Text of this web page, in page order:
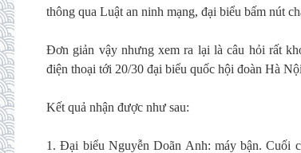
thông qua Luật an ninh mạng, đại biểu bấm nút
Đơn giản vậy nhưng xem ra lại là câu hỏi rất
điện thoại tới 20/30 đại biểu quốc hội đoàn Hà
Kết quả nhận được như sau:
1. Đại biểu Nguyễn Doãn Anh: máy bận. Cuối